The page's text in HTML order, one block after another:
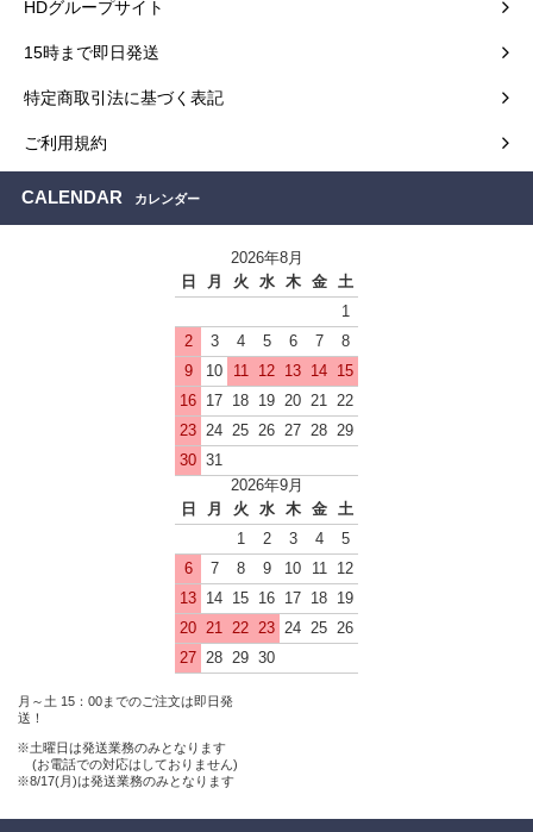
HDグループサイト
15時まで即日発送
特定商取引法に基づく表記
ご利用規約
CALENDAR カレンダー
2026年8月
日
月 火 水 木 金
土
1
2
3 4 5 6 7
8
9
10 11 12 13 14 15
16 17 18 19 20 21 22
23 24 25 26 27 28 29
30 31
2026年9月
日
月 火 水 木 金
土
1
2 3 4
5
6
7 8 9 10 11
12
13 14 15 16 17 18 19
20 21 22 23 24 25 26
27 28 29 30
月～土 15：00までのご注文は即日発
送！
※土曜日は発送業務のみとなります
(お電話での対応はしておりません)
※8/17(月)は発送業務のみとなります